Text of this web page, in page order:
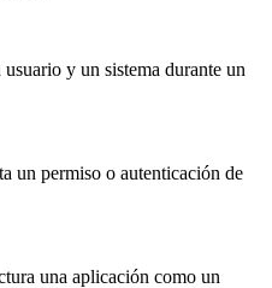
y un sistema durante un
un permiso o autenticación de
una aplicación como un